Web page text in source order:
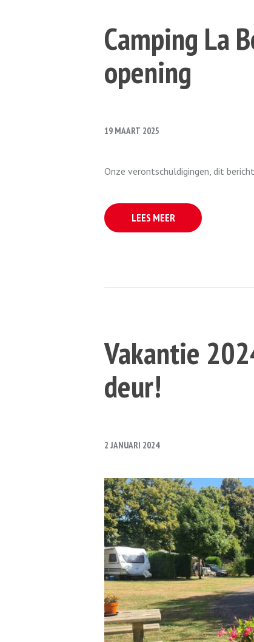
Camping La
opening
19 MAART 2025
Onze verontschuldigingen, dit
LEES MEER
Vakantie
deur!
2 JANUARI 2024